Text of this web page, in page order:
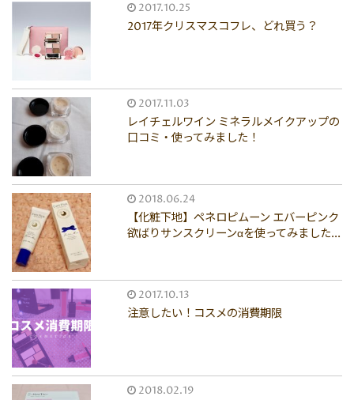
2017.10.25
2017年クリスマスコフレ、どれ買う？
2017.11.03
レイチェルワイン ミネラルメイクアップの
口コミ・使ってみました！
2018.06.24
【化粧下地】ペネロピムーン エバーピンク
欲ばりサンスクリーンαを使ってみました...
2017.10.13
注意したい！コスメの消費期限
2018.02.19